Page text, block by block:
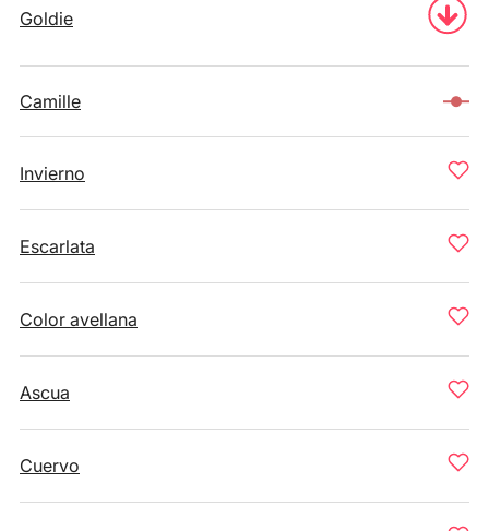
Goldie
Camille
Invierno
Escarlata
Color avellana
Ascua
Cuervo